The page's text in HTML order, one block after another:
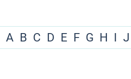
A B C D E F G H I J